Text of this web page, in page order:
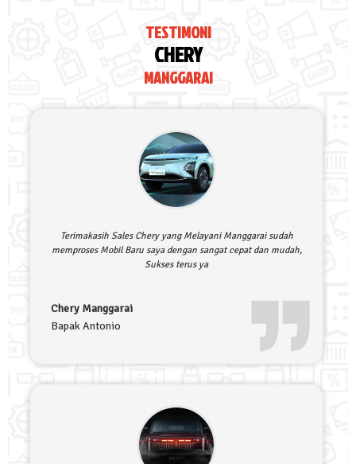
TESTIMONI
CHERY
MANGGARAI
Terimakasih Sales Chery yang Melayani Manggarai sudah
memproses Mobil Baru saya dengan sangat cepat dan mudah,
Sukses terus ya
Chery Manggarai
Bapak Antonio